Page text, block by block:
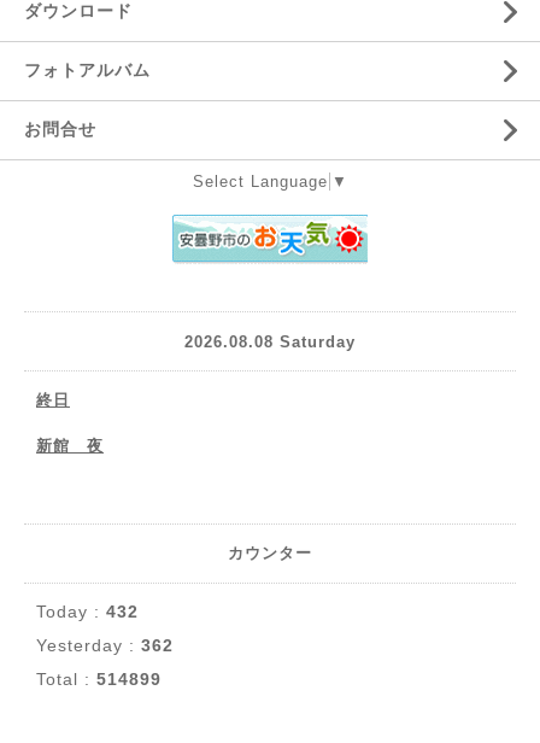
ダウンロード
フォトアルバム
お問合せ
Select Language ▼
2026.08.08 Saturday
終日
新館 夜
カウンター
Today : 432
Yesterday : 362
Total : 514899